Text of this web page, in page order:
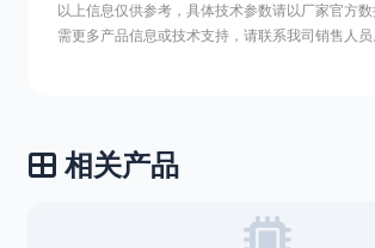
以上信息仅供参考，具体技术参数请以厂家官方
需更多产品信息或技术支持，请联系我司销售人员
相关产品